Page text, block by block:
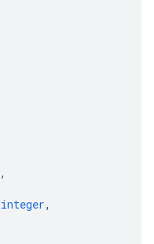
,
integer,